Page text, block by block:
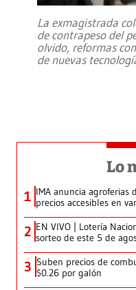
La exmagistrada
de contrapeso del
olvido, reformas
de nuevas
Lo
1 IMA anuncia agroferias
precios accesibles en
2 EN VIVO | Lotería
sorteo de este 5 de
3 Suben precios de
$0.26 por galón